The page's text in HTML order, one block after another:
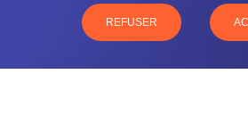
77 rue Paul Douce – 51480
CONTACTEZ-NOUS
REFUSER